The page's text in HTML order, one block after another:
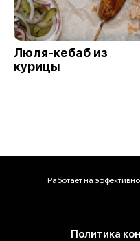
Люля-кебаб из
курицы
Работает на
Политика